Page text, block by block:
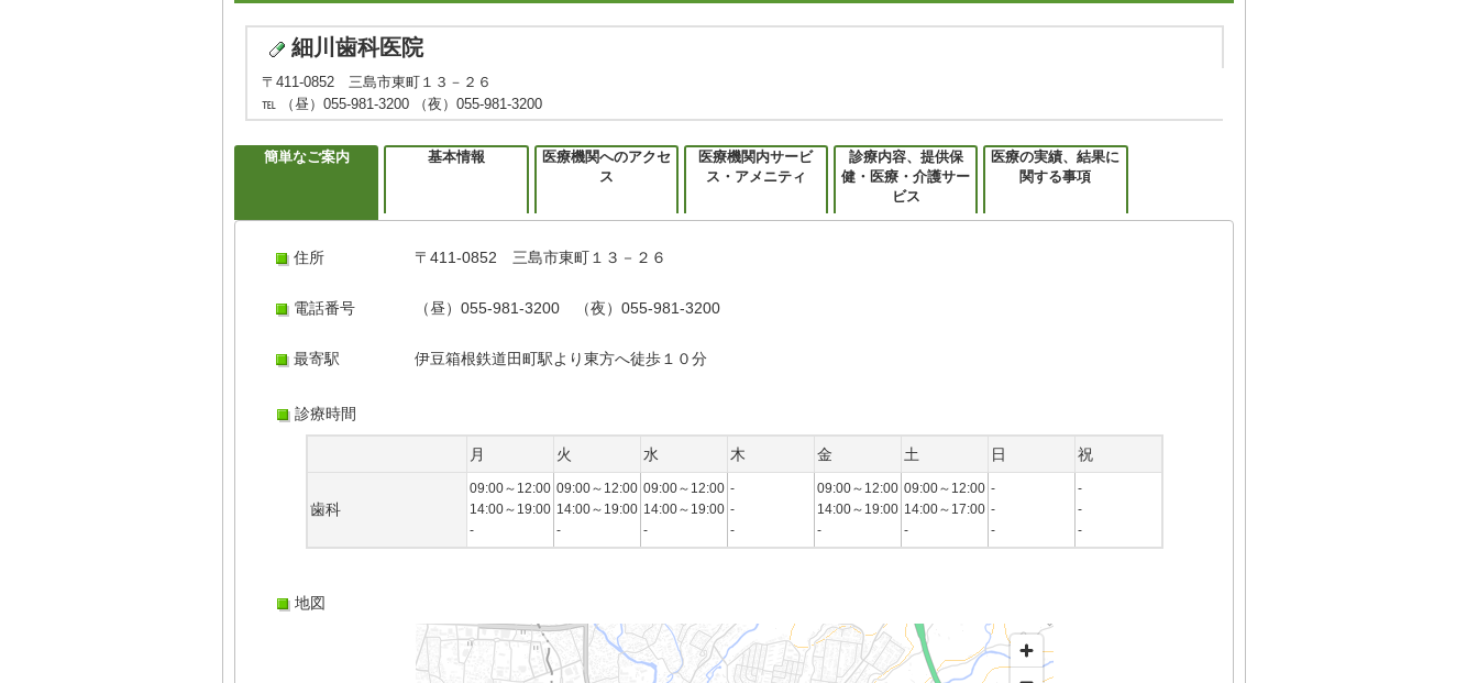
細川歯科医院
〒411-0852 三島市東町１３－２６
℡ （昼）055-981-3200 （夜）055-981-3200
簡単なご案内 基本情報
医療機関へのアクセ
ス
医療機関内サービ
ス・アメニティ
診療内容、提供保
健・医療・介護サー
ビス
医療の実績、結果に
関する事項
住所 〒411-0852 三島市東町１３－２６
電話番号 （昼）055-981-3200 （夜）055-981-3200
最寄駅 伊豆箱根鉄道田町駅より東方へ徒歩１０分
診療時間
月 火 水 木 金 土 日 祝
歯科
09:00～12:00
14:00～19:00
-
09:00～12:00
14:00～19:00
-
09:00～12:00
14:00～19:00
-
-
-
-
09:00～12:00
14:00～19:00
-
09:00～12:00
14:00～17:00
-
-
-
-
-
-
-
地図